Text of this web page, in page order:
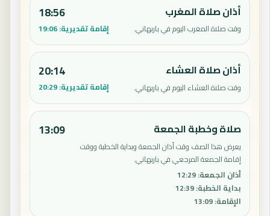
أذان صلاة المغرب
وقت صلاة المغرب اليوم في باربهاني.
18:56
إقامة تقديرية:19:06
أذان صلاة العشاء
وقت صلاة العشاء اليوم في باربهاني.
20:14
إقامة تقديرية:20:29
صلاة وخطبة الجمعة
يعرض هذا الصف وقت أذان الجمعة وبداية الخطبة ووقت
إقامة الجمعة المرجعي في باربهاني.
أذان الجمعة:
12:29
بداية الخطبة:
12:39
الإقامة:
13:09
13:09